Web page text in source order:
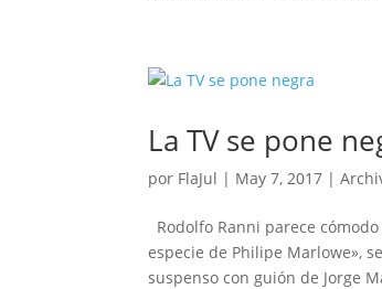
La TV se pone
por FlaJul | May 7, 2017 |
Rodolfo Ranni parece
especie de Philipe Marlowe»,
suspenso con guión de Jorge